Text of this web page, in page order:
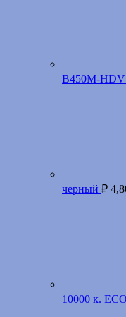
B450M-
черный ₽
10000 к.